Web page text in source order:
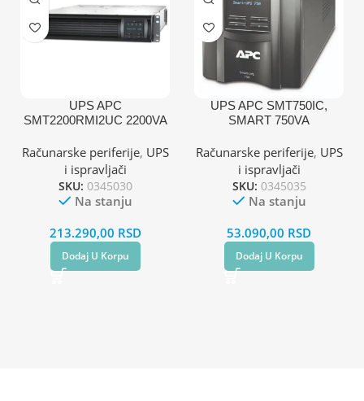
UPS APC
SMT2200RMI2UC 2200VA
Računarske periferije, UPS
i ispravljači
SKU: 0345030
Na stanju
213.290,00 RSD
Dodaj U Korpu
UPS APC SMT750IC,
SMART 750VA
Računarske periferije, UPS
i ispravljači
SKU: 0345035
Na stanju
53.090,00 RSD
Dodaj U Korpu